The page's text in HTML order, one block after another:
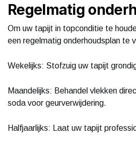
Regelmatig
Om uw tapijt in topconditie te
een regelmatig onderhoudsplan te
Wekelijks: Stofzuig uw tapijt
Maandelijks: Behandel vlekken
soda voor geurverwijdering.
Halfjaarlijks: Laat uw tapijt